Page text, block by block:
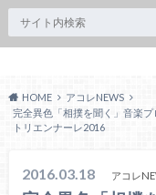
HOME
アコレNEWS
完全異色「相撲を聞く」音楽
トリエンナーレ2016
2016.03.18 アコレ